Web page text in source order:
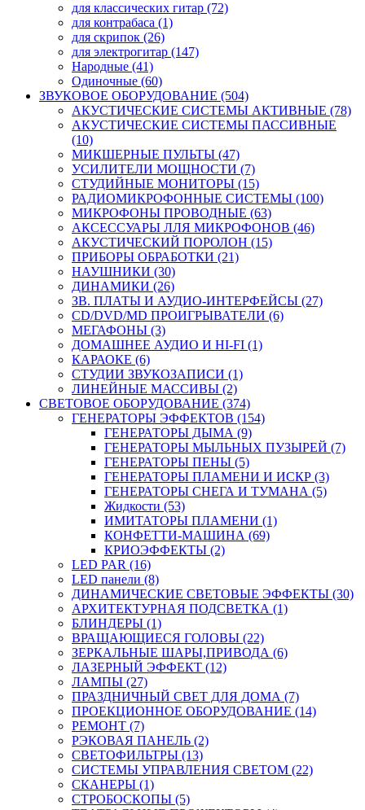
для классических гитар (72)
для контрабаса (1)
для скрипок (26)
для электрогитар (147)
Народные (41)
Одиночные (60)
ЗВУКОВОЕ ОБОРУДОВАНИЕ (504)
АКУСТИЧЕСКИЕ СИСТЕМЫ АКТИВНЫЕ (78)
АКУСТИЧЕСКИЕ СИСТЕМЫ ПАССИВНЫЕ
(10)
МИКШЕРНЫЕ ПУЛЬТЫ (47)
УСИЛИТЕЛИ МОЩНОСТИ (7)
СТУДИЙНЫЕ МОНИТОРЫ (15)
РАДИОМИКРОФОННЫЕ СИСТЕМЫ (100)
МИКРОФОНЫ ПРОВОДНЫЕ (63)
АКСЕССУАРЫ ЛЛЯ МИКРОФОНОВ (46)
АКУСТИЧЕСКИЙ ПОРОЛОН (15)
ПРИБОРЫ ОБРАБОТКИ (21)
НАУШНИКИ (30)
ДИНАМИКИ (26)
ЗВ. ПЛАТЫ И АУДИО-ИНТЕРФЕЙСЫ (27)
CD/DVD/MD ПРОИГРЫВАТЕЛИ (6)
МЕГАФОНЫ (3)
ДОМАШНЕЕ АУДИО И HI-FI (1)
КАРАОКЕ (6)
СТУДИИ ЗВУКОЗАПИСИ (1)
ЛИНЕЙНЫЕ МАССИВЫ (2)
СВЕТОВОЕ ОБОРУДОВАНИЕ (374)
ГЕНЕРАТОРЫ ЭФФЕКТОВ (154)
ГЕНЕРАТОРЫ ДЫМА (9)
ГЕНЕРАТОРЫ МЫЛЬНЫХ ПУЗЫРЕЙ (7)
ГЕНЕРАТОРЫ ПЕНЫ (5)
ГЕНЕРАТОРЫ ПЛАМЕНИ И ИСКР (3)
ГЕНЕРАТОРЫ СНЕГА И ТУМАНА (5)
Жидкости (53)
ИМИТАТОРЫ ПЛАМЕНИ (1)
КОНФЕТТИ-МАШИНА (69)
КРИОЭФФЕКТЫ (2)
LED PAR (16)
LED панели (8)
ДИНАМИЧЕСКИЕ СВЕТОВЫЕ ЭФФЕКТЫ (30)
АРХИТЕКТУРНАЯ ПОДСВЕТКА (1)
БЛИНДЕРЫ (1)
ВРАЩАЮЩИЕСЯ ГОЛОВЫ (22)
ЗЕРКАЛЬНЫЕ ШАРЫ,ПРИВОДА (6)
ЛАЗЕРНЫЙ ЭФФЕКТ (12)
ЛАМПЫ (27)
ПРАЗДНИЧНЫЙ СВЕТ ДЛЯ ДОМА (7)
ПРОЕКЦИОННОЕ ОБОРУДОВАНИЕ (14)
РЕМОНТ (7)
РЭКОВАЯ ПАНЕЛЬ (2)
СВЕТОФИЛЬТРЫ (13)
СИСТЕМЫ УПРАВЛЕНИЯ СВЕТОМ (22)
СКАНЕРЫ (1)
СТРОБОСКОПЫ (5)